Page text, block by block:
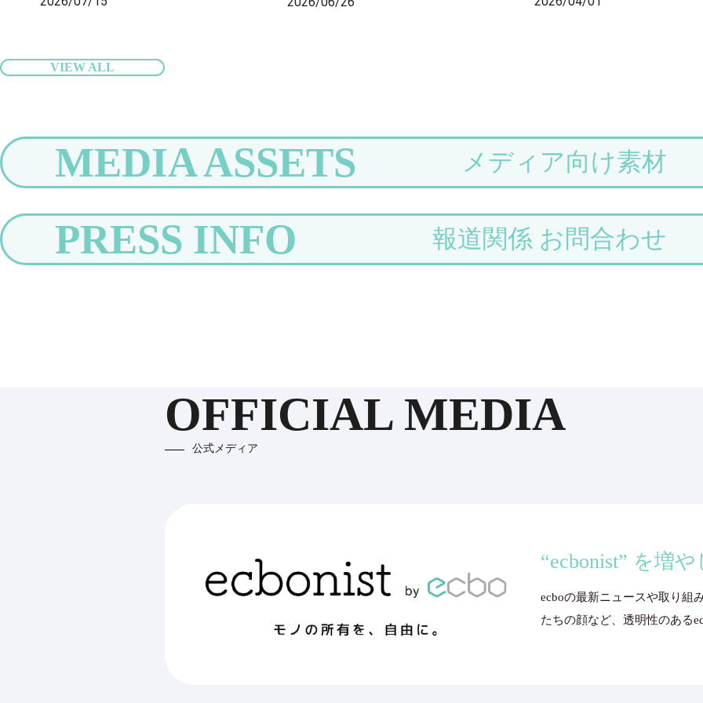
ブン店舗にも導入開始、全国の旅行者の
ップでサポート〜
る施設にて 手荷物課題を解決
VIEW ALL
MEDIA ASSETS メディア向け素材
PRESS INFO 報道関係 お問合わせ
OFFICIAL MEDIA
公式メディア
“ecbonist” を増や
ecboの最新ニュースや取り組
たちの顔など、透明性のある